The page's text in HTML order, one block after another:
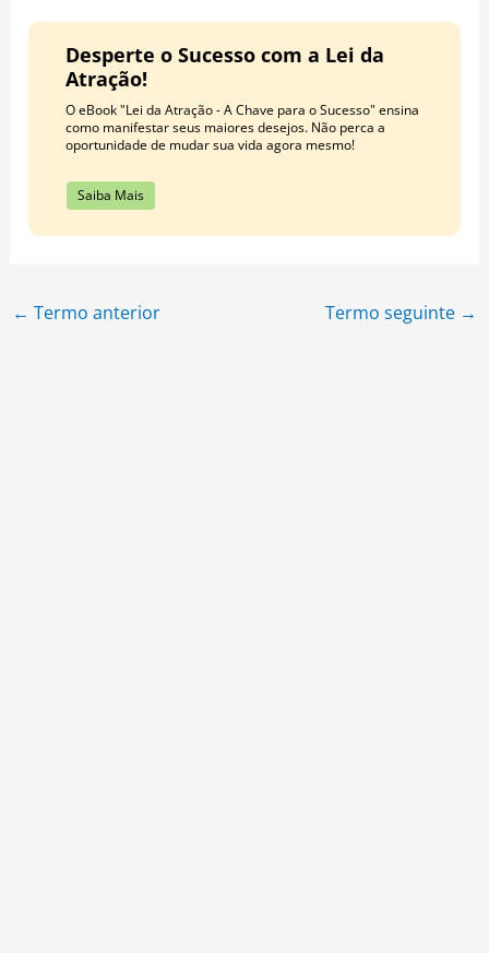
Desperte o Sucesso com a Lei da
Atração!
O eBook "Lei da Atração - A Chave para o Sucesso" ensina
como manifestar seus maiores desejos. Não perca a
oportunidade de mudar sua vida agora mesmo!
Saiba Mais
← Termo anterior Termo seguinte →